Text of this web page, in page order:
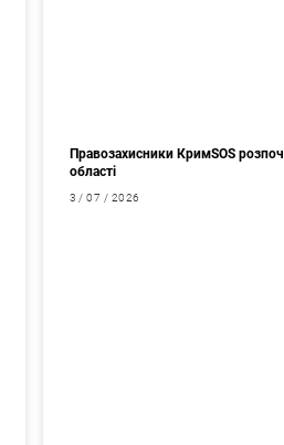
Правозахисники КримSOS
області
3 / 07 / 2026